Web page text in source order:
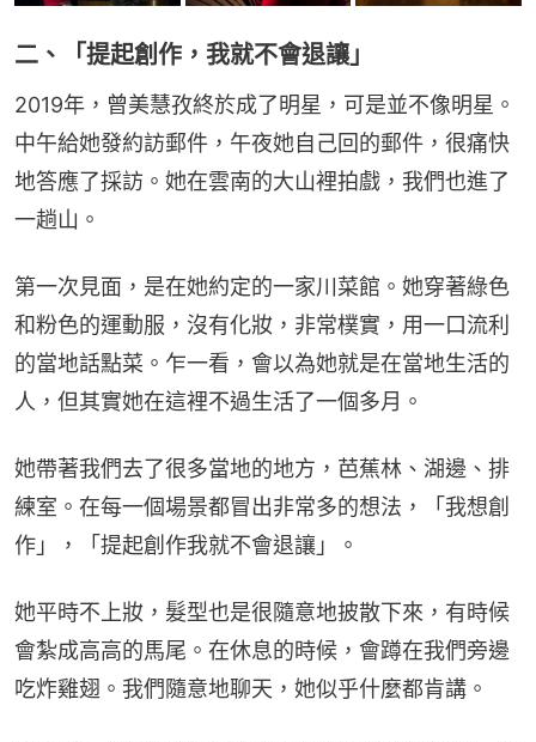
二、「提起創作，我就不會退讓」
2019年，曾美慧孜終於成了明星，可是並不像明星。
中午給她發約訪郵件，午夜她自己回的郵件，很痛快
地答應了採訪。她在雲南的大山裡拍戲，我們也進了
一趟山。
第一次見面，是在她約定的一家川菜館。她穿著綠色
和粉色的運動服，沒有化妝，非常樸實，用一口流利
的當地話點菜。乍一看，會以為她就是在當地生活的
人，但其實她在這裡不過生活了一個多月。
她帶著我們去了很多當地的地方，芭蕉林、湖邊、排
練室。在每一個場景都冒出非常多的想法，「我想創
作」，「提起創作我就不會退讓」。
她平時不上妝，髮型也是很隨意地披散下來，有時候
會紮成高高的馬尾。在休息的時候，會蹲在我們旁邊
吃炸雞翅。我們隨意地聊天，她似乎什麼都肯講。